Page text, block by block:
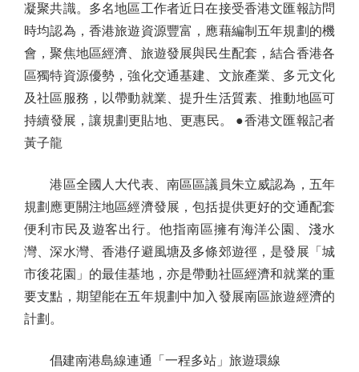
凝聚共識。多名地區工作者近日在接受香港文匯報訪問
時均認為，香港旅遊資源豐富，應藉編制五年規劃的機
會，聚焦地區經濟、旅遊發展與民生配套，結合香港各
區獨特資源優勢，強化交通基建、文旅產業、多元文化
及社區服務，以帶動就業、提升生活質素、推動地區可
持續發展，讓規劃更貼地、更惠民。 ●香港文匯報記者
黃子龍
港區全國人大代表、南區區議員朱立威認為，五年
規劃應更關注地區經濟發展，包括提供更好的交通配套
便利市民及遊客出行。他指南區擁有海洋公園、淺水
灣、深水灣、香港仔避風塘及多條郊遊徑，是發展「城
市後花園」的最佳基地，亦是帶動社區經濟和就業的重
要支點，期望能在五年規劃中加入發展南區旅遊經濟的
計劃。
倡建南港島線連通「一程多站」旅遊環線